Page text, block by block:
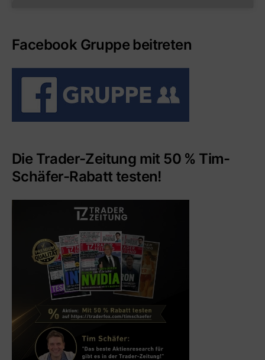
Facebook Gruppe beitreten
Die Trader-Zeitung mit 50 % Tim-
Schäfer-Rabatt testen!